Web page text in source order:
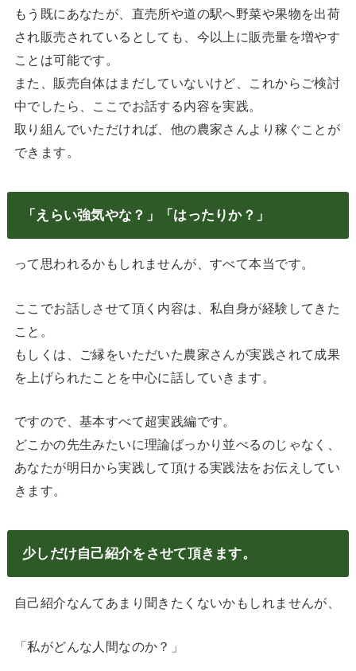
もう既にあなたが、直売所や道の駅へ野菜や果物を出荷
され販売されているとしても、今以上に販売量を増やす
ことは可能です。
また、販売自体はまだしていないけど、これからご検討
中でしたら、ここでお話する内容を実践。
取り組んでいただければ、他の農家さんより稼ぐことが
できます。
「えらい強気やな？」「はったりか？」
って思われるかもしれませんが、すべて本当です。
ここでお話しさせて頂く内容は、私自身が経験してきた
こと。
もしくは、ご縁をいただいた農家さんが実践されて成果
を上げられたことを中心に話していきます。
ですので、基本すべて超実践編です。
どこかの先生みたいに理論ばっかり並べるのじゃなく、
あなたが明日から実践して頂ける実践法をお伝えしてい
きます。
少しだけ自己紹介をさせて頂きます。
自己紹介なんてあまり聞きたくないかもしれませんが、
「私がどんな人間なのか？」